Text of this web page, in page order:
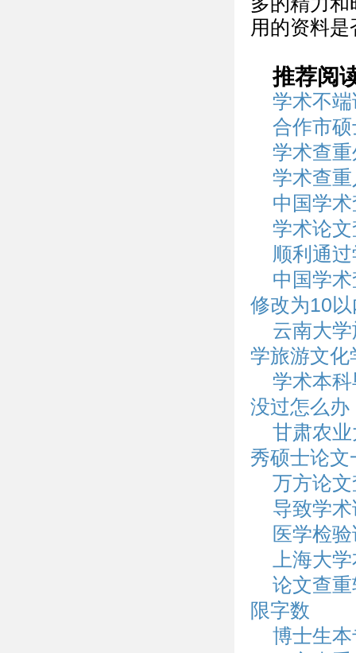
用的资料
推荐阅
学术不
合作市
学术查
学术查
中国学
学术论
顺利通
中国学
修改为10
云南大
学旅游文化
学术本
没过怎么办
甘肃农
秀硕士论文
万方论
导致学
医学检
上海大
论文查
限字数
博士生